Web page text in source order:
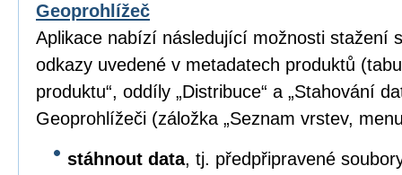
Geoprohlížeč
Aplikace nabízí následující možnosti stažení
odkazy uvedené v metadatech produktů
produktu“, oddíly „Distribuce“ a „Stahování
Geoprohlížeči (záložka „Seznam vrstev,
stáhnout data, tj. předpřipravené